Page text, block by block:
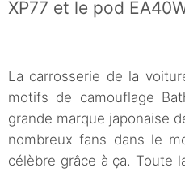
XP77 et le pod
La carrosserie de la
motifs de camouflage
grande marque japonaise
nombreux fans dans le
célèbre grâce à ça. Toute